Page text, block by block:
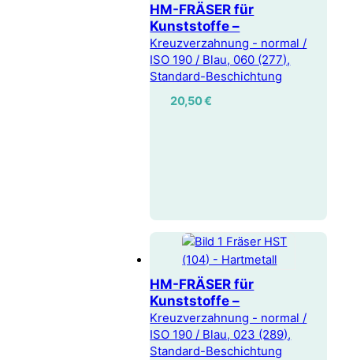
HM-FRÄSER für
Kunststoffe –
Kreuzverzahnung - normal /
ISO 190 / Blau, 060 (277),
Standard-Beschichtung
20,50€
HM-FRÄSER für
Kunststoffe –
Kreuzverzahnung - normal /
ISO 190 / Blau, 023 (289),
Standard-Beschichtung